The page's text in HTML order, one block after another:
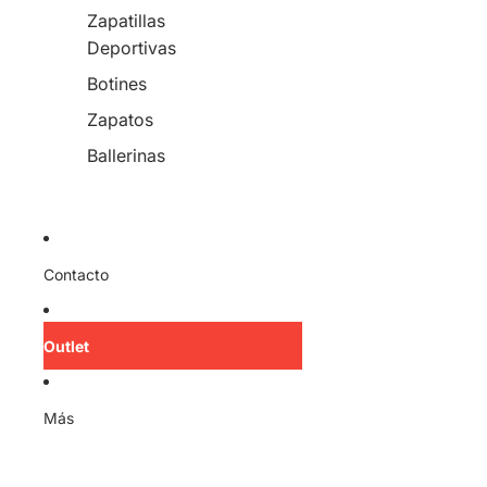
Zapatillas
Deportivas
Botines
Zapatos
Ballerinas
Contacto
Outlet
Más